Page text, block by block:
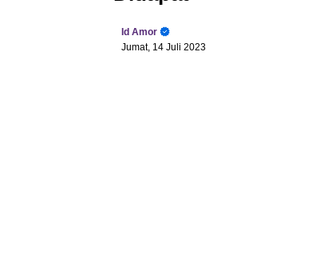
Id Amor
Jumat, 14 Juli 2023